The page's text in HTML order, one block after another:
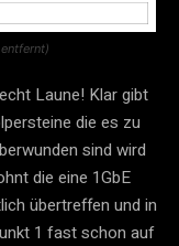
Laune! Klar gibt
die es zu
sind wird
die eine 1GbE
übertreffen und in
1 fast schon auf